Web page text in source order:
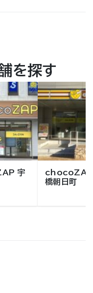
を探す
宇
chocoZAP
橋朝日町